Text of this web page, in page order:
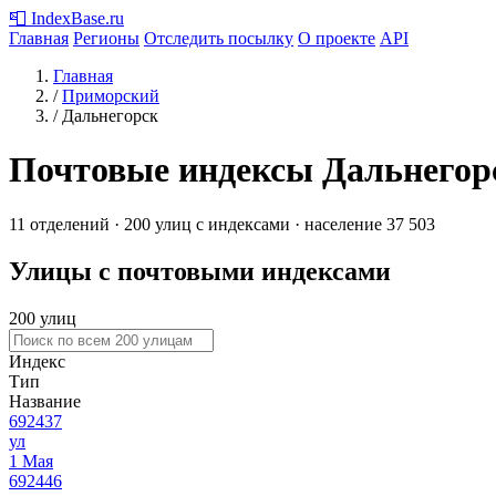
📮 IndexBase.ru
Главная Регионы Отследить посылку О проекте API
Главная
/ Приморский
/ Дальнегорск
Почтовые индексы
11 отделений · 200 улиц с индексами · население 37 503
Улицы с почтовыми индексами
200 улиц
Индекс
Тип
Название
692437
ул
1 Мая
692446